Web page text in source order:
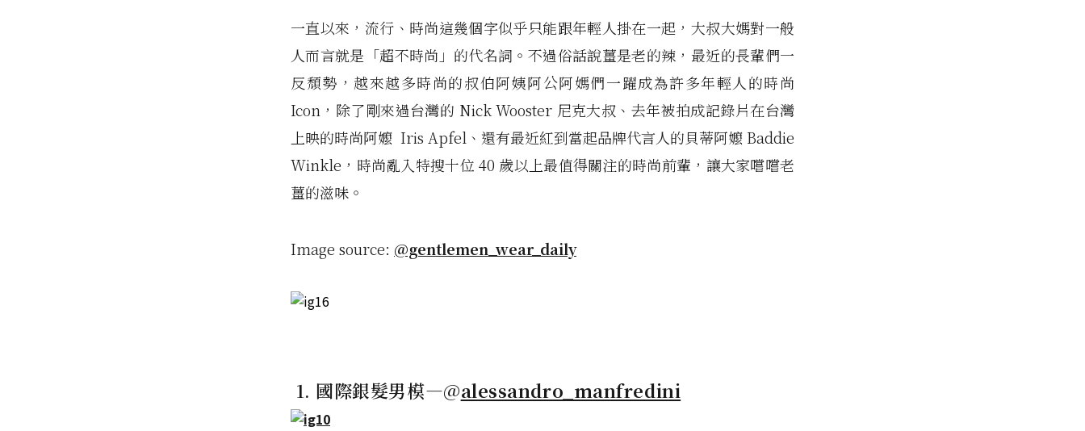
一直以來，流行、時尚這幾個字似乎只能跟年輕人掛在一起，大叔大媽對一般
人而言就是「超不時尚」的代名詞。不過俗話說薑是老的辣，最近的長輩們一
反頹勢，越來越多時尚的叔伯阿姨阿公阿媽們一躍成為許多年輕人的時尚
Icon，除了剛來過台灣的 Nick Wooster 尼克大叔、去年被拍成記錄片在台灣
上映的時尚阿嬤 Iris Apfel、還有最近紅到當起品牌代言人的貝蒂阿嬤 Baddie
Winkle，時尚亂入特搜十位 40 歲以上最值得關注的時尚前輩，讓大家嚐嚐老
薑的滋味。
Image source: @gentlemen_wear_daily
1. 國際銀髮男模—@alessandro_manfredini